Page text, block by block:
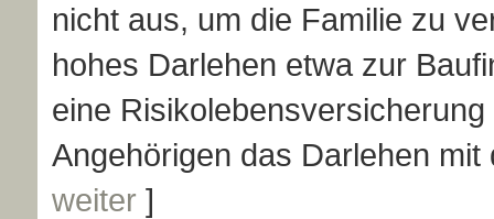
nicht aus, um die Familie zu
hohes Darlehen etwa zur
eine
Angehörigen das Darlehen
weiter ]